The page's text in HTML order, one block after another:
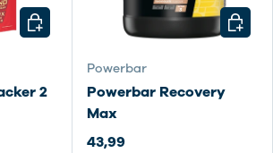
2
KIES MOGELIJKHEDEN
Powerbar
Powerbar Recovery
Max
43,99
KIES